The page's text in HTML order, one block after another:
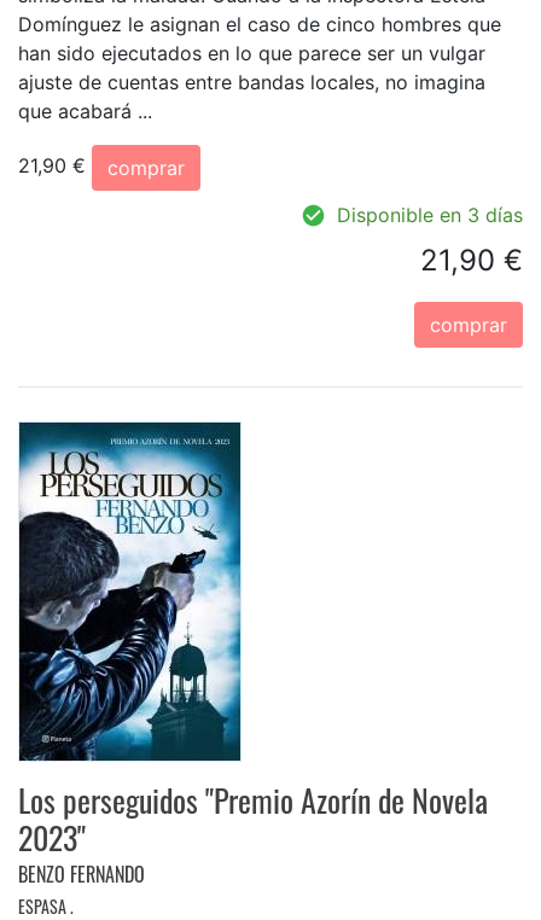
Domínguez le asignan el caso de cinco hombres que
han sido ejecutados en lo que parece ser un vulgar
ajuste de cuentas entre bandas locales, no imagina
que acabará ...
21,90 €
comprar
Disponible en 3 días
21,90 €
comprar
Los perseguidos "Premio Azorín de Novela
2023"
BENZO FERNANDO
ESPASA .